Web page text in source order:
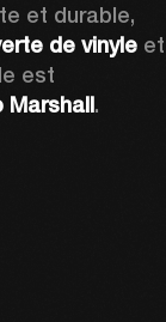
et durable,
de vinyle et
est
Marshall.